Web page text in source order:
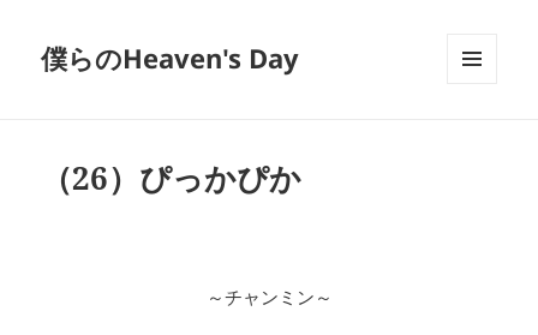
僕らのHeaven's Day
（26）ぴっかぴか
～チャンミン～